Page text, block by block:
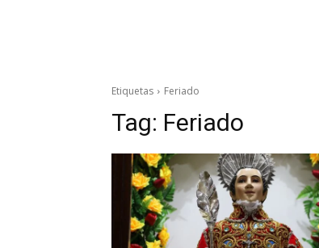
Etiquetas Feriado
Tag: Feriado